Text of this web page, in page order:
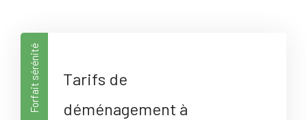
Forfait sérénité
Tarifs de
déménagement à